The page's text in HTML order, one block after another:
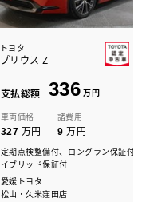
トヨタ
プリウス Z
支払総額 336 万円
車両価格
327 万円
諸費用
9 万円
定期点検整備付、ロングラン保証付、
イブリッド保証付
愛媛トヨタ
松山・久米窪田店